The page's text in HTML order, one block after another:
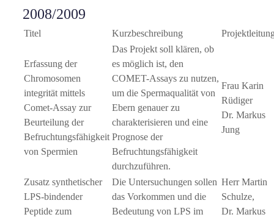
2008/2009
Titel Kurzbeschreibung
Erfassung der
Chromosomen
integrität mittels
Comet-Assay zur
Beurteilung der
Befruchtungsfähigkeit
von Spermien
Das Projekt soll klären, ob
es möglich ist, den
COMET-Assays zu nutzen,
um die Spermaqualität von
Ebern genauer zu
charakterisieren und eine
Prognose der
Befruchtungsfähigkeit
durchzuführen.
Frau Karin
Rüdiger
Dr. Markus
Jung
Zusatz synthetischer
LPS-bindender
Peptide zum
Die Untersuchungen sollen
das Vorkommen und die
Bedeutung von LPS im
Herr Martin
Schulze,
Dr. Markus